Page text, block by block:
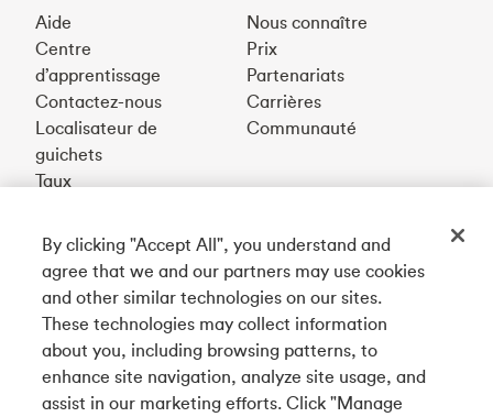
Aide
Centre
d’apprentissage
Contactez-nous
Localisateur de
guichets
Taux
Nous connaître
Prix
Partenariats
Carrières
Communauté
Téléchargez notre appli
Connectez-vous avec nous
By clicking "Accept All", you understand and
agree that we and our partners may use cookies
and other similar technologies on our sites.
These technologies may collect information
about you, including browsing patterns, to
enhance site navigation, analyze site usage, and
assist in our marketing efforts. Click "Manage